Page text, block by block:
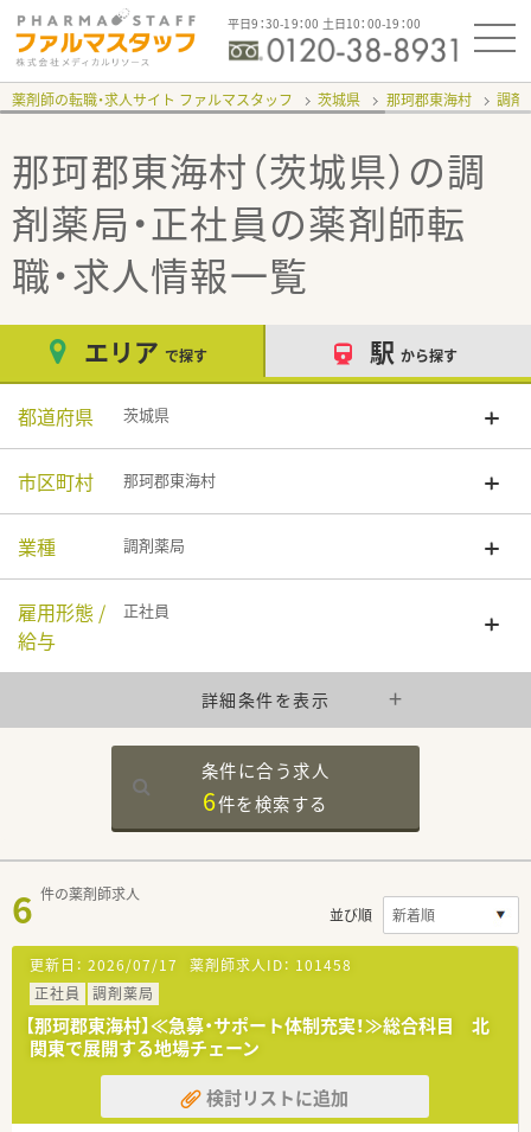
平日9：30-19：00 土日10：00-19：00
薬剤師の転職・求人サイト ファルマスタッフ 茨城県 那珂郡東海村 調剤
那珂郡東海村（茨城県）の調
剤薬局・正社員の薬剤師転
職・求人情報一覧
エリア で探す 駅 から探す
都道府県 茨城県
市区町村 那珂郡東海村
業種 調剤薬局
雇用形態 /
給与
正社員
詳細条件を表示
条件に合う求人
6件を検索する
6 件の薬剤師求人
並び順
更新日： 2026/07/17 薬剤師求人ID： 101458
正社員
調剤薬局
【那珂郡東海村】≪急募・サポート体制充実！≫総合科目 北
関東で展開する地場チェーン
検討リストに追加